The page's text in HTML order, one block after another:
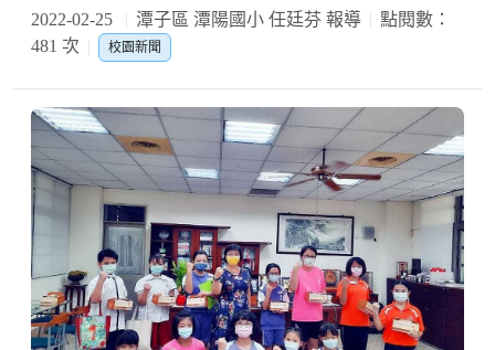
2022-02-25 潭子區 潭陽國小 任廷芬 報導
點閱數：
481 次
校園新聞